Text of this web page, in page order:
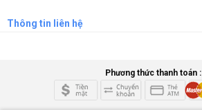
Thông tin liên hệ
Phương thức thanh toán :